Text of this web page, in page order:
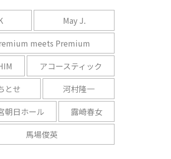
May J.
meets Premium
アコースティック
とせ
河村隆一
朝日ホール
露崎春女
馬場俊英